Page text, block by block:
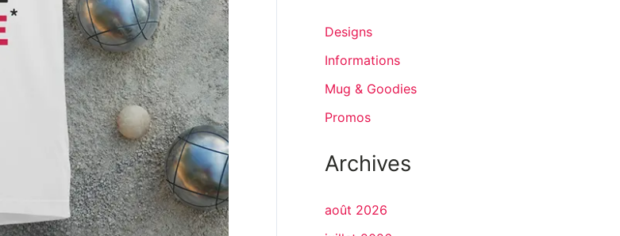
Designs
Informations
Mug & Goodies
Promos
Archives
août 2026